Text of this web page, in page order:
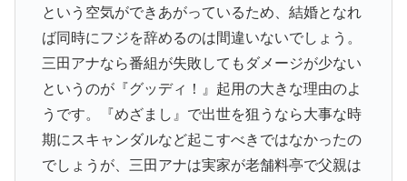
という空気ができあがっているため、結婚となれ
ば同時にフジを辞めるのは間違いないでしょう。
三田アナなら番組が失敗してもダメージが少ない
というのが『グッディ！』起用の大きな理由のよ
うです。『めざまし』で出世を狙うなら大事な時
期にスキャンダルなど起こすべきではなかったの
でしょうが、三田アナは実家が老舗料亭で父親は